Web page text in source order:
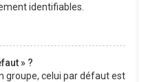
identifiables.
» ?
groupe, celui par défaut est